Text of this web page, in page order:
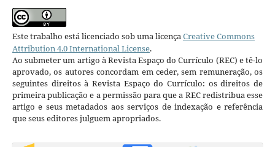
Este trabalho está licenciado sob uma licençaCreative Commons
Attribution 4.0 International License.
Ao submeter um artigo à Revista Espaço do Currículo (REC) e tê-lo
aprovado, os autores concordam em ceder, sem remuneração, os
seguintes direitos à Revista Espaço do Currículo: os direitos de
primeira publicação e a permissão para que a REC redistribua esse
artigo e seus metadados aos serviços de indexação e referência
que seus editores julguem apropriados.